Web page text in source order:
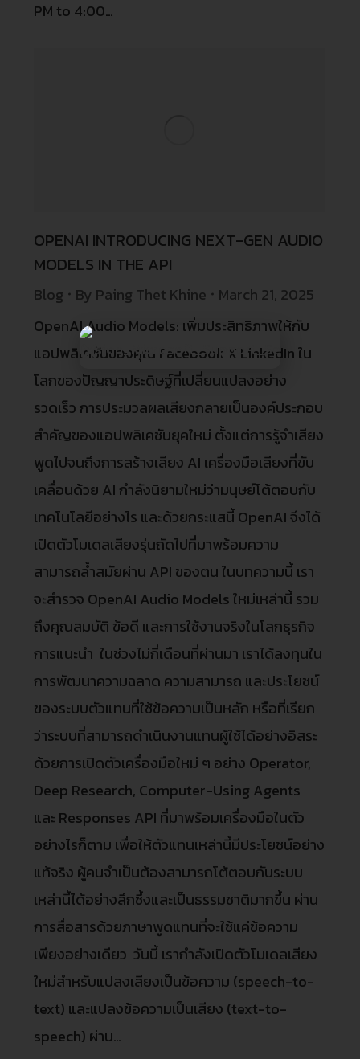
PM to 4:00…
OPENAI INTRODUCING NEXT-GEN AUDIO
MODELS IN THE API
Blog By Paing Thet Khine
March 21, 2025
OpenAI Audio Models: เพิ่มประสิทธิภาพให้กับ
แอปพลิเคชันของคุณ Facebook X LinkedIn ใน
โลกของปัญญาประดิษฐ์ที่เปลี่ยนแปลงอย่าง
รวดเร็ว การประมวลผลเสียงกลายเป็นองค์ประกอบ
สำคัญของแอปพลิเคชันยุคใหม่ ตั้งแต่การรู้จำเสียง
พูดไปจนถึงการสร้างเสียง AI เครื่องมือเสียงที่ขับ
เคลื่อนด้วย AI กำลังนิยามใหม่ว่ามนุษย์โต้ตอบกับ
เทคโนโลยีอย่างไร และด้วยกระแสนี้ OpenAI จึงได้
เปิดตัวโมเดลเสียงรุ่นถัดไปที่มาพร้อมความ
สามารถล้ำสมัยผ่าน API ของตน ในบทความนี้ เรา
จะสำรวจ OpenAI Audio Models ใหม่เหล่านี้ รวม
ถึงคุณสมบัติ ข้อดี และการใช้งานจริงในโลกธุรกิจ
การแนะนำ ในช่วงไม่กี่เดือนที่ผ่านมา เราได้ลงทุนใน
การพัฒนาความฉลาด ความสามารถ และประโยชน์
ของระบบตัวแทนที่ใช้ข้อความเป็นหลัก หรือที่เรียก
ว่าระบบที่สามารถดำเนินงานแทนผู้ใช้ได้อย่างอิสระ
ด้วยการเปิดตัวเครื่องมือใหม่ ๆ อย่าง Operator,
Deep Research, Computer-Using Agents
และ Responses API ที่มาพร้อมเครื่องมือในตัว
อย่างไรก็ตาม เพื่อให้ตัวแทนเหล่านี้มีประโยชน์อย่าง
แท้จริง ผู้คนจำเป็นต้องสามารถโต้ตอบกับระบบ
เหล่านี้ได้อย่างลึกซึ้งและเป็นธรรมชาติมากขึ้น ผ่าน
การสื่อสารด้วยภาษาพูดแทนที่จะใช้แค่ข้อความ
เพียงอย่างเดียว วันนี้ เรากำลังเปิดตัวโมเดลเสียง
ใหม่สำหรับแปลงเสียงเป็นข้อความ (speech-to-
text) และแปลงข้อความเป็นเสียง (text-to-
speech) ผ่าน…